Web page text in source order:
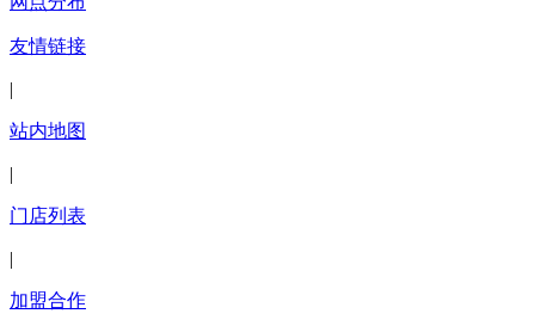
友情链接
|
站内地图
|
门店列表
|
加盟合作